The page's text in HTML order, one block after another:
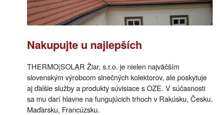
Nakupujte u najlepších
THERMO|SOLAR Žiar, s.r.o. je nielen najväčším
slovenským výrobcom slnečných kolektorov, ale poskytuje
aj ďalšie služby a produkty súvisiace s OZE. V súčasnosti
sa mu darí hlavne na fungujúcich trhoch v Rakúsku, Česku,
Maďarsku, Francúzsku.